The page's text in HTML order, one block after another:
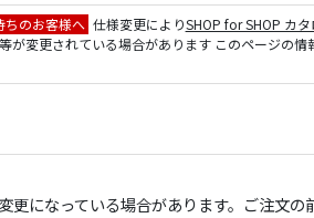
ちのお客様へ 仕様変更によりSHOP for SHOP カタ
が変更されている場合があります このページの情
になっている場合があります。ご注文の